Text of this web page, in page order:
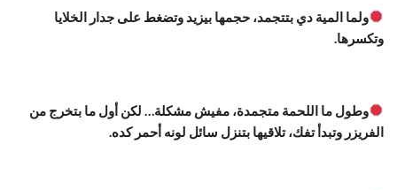
ولما المية دي بتتجمد، حجمها بيزيد وتضغط على جدار الخلايا
وتكسرها.
وطول ما اللحمة متجمدة، مفيش مشكلة… لكن أول ما بتخرج من
الفريزر وتبدأ تفك، تلاقيها بتنزل سائل لونه أحمر كده.